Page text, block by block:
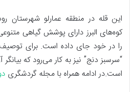
این قله در منطقه عمارلو شهرستان
کوه‌های البرز دارای پوشش گیاهی
را در خود جای داده است. برای
“سرسبز دنج” نیز به کار می‌رود که
است.در ادامه همراه با مجله گردشگری